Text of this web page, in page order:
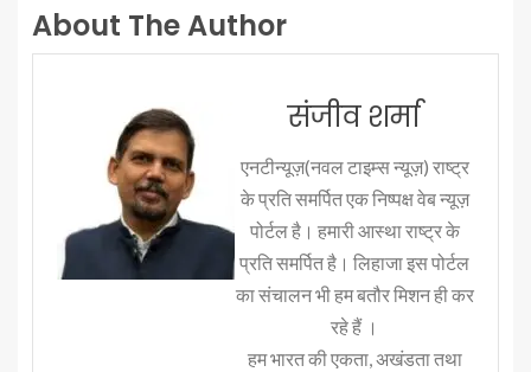
About The Author
संजीव शर्मा
एनटीन्यूज़(नवल टाइम्स न्यूज़) राष्ट्र
के प्रति समर्पित एक निष्पक्ष वेब न्यूज़
पोर्टल है। हमारी आस्था राष्ट्र के
प्रति समर्पित है। लिहाजा इस पोर्टल
का संचालन भी हम बतौर मिशन ही कर
रहे हैं ।
हम भारत की एकता, अखंडता तथा